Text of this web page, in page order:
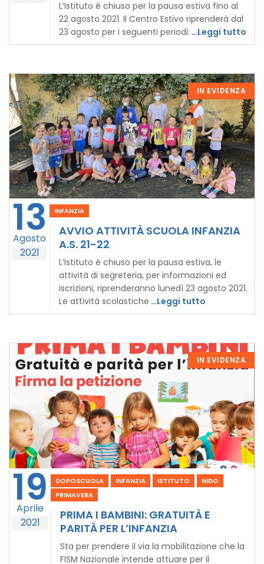
L’Istituto è chiuso per la pausa estiva fino al
22 agosto 2021. Il Centro Estivo riprenderà dal
23 agosto per i seguenti periodi: …Leggi tutto
IN EVIDENZA
13
Agosto
2021
INFANZIA
AVVIO ATTIVITÀ SCUOLA INFANZIA
A.S. 21-22
L’Istituto è chiuso per la pausa estiva, le
attività di segreteria, per informazioni ed
iscrizioni, riprenderanno lunedì 23 agosto 2021.
Le attività scolastiche …Leggi tutto
IN EVIDENZA
19
Aprile
2021
DOPOSCUOLA INFANZIA ISTITUTO
NIDO
PRIMAVERA
PRIMA I BAMBINI: GRATUITÀ E
PARITÀ PER L’INFANZIA
Sta per prendere il via la mobilitazione che la
FISM Nazionale intende attuare per il